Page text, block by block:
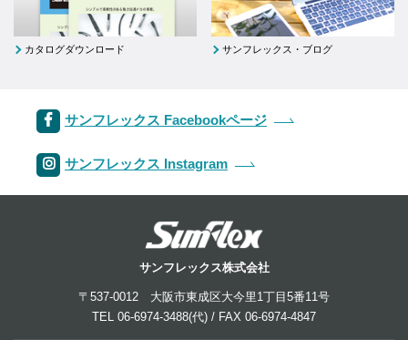
カタログダウンロード サンフレックス・ブログ
サンフレックス Facebookページ
サンフレックス Instagram
サンフレックス株式会社
〒537-0012 大阪市東成区大今里1丁目5番11号
TEL 06-6974-3488(代) / FAX 06-6974-4847